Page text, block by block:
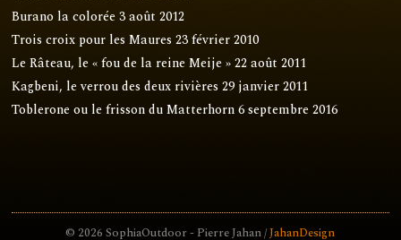
Burano la colorée3 août 2012
Trois croix pour les Maures 23 février 2010
Le Râteau, le « fou de la reine Meije »22 août 2011
Kagbeni, le verrou des deux rivières 29 janvier 2011
Toblerone ou le frisson du Matterhorn6 septembre 2016
© 2026 SophiaOutdoor - Pierre Jahan / JahanDesign